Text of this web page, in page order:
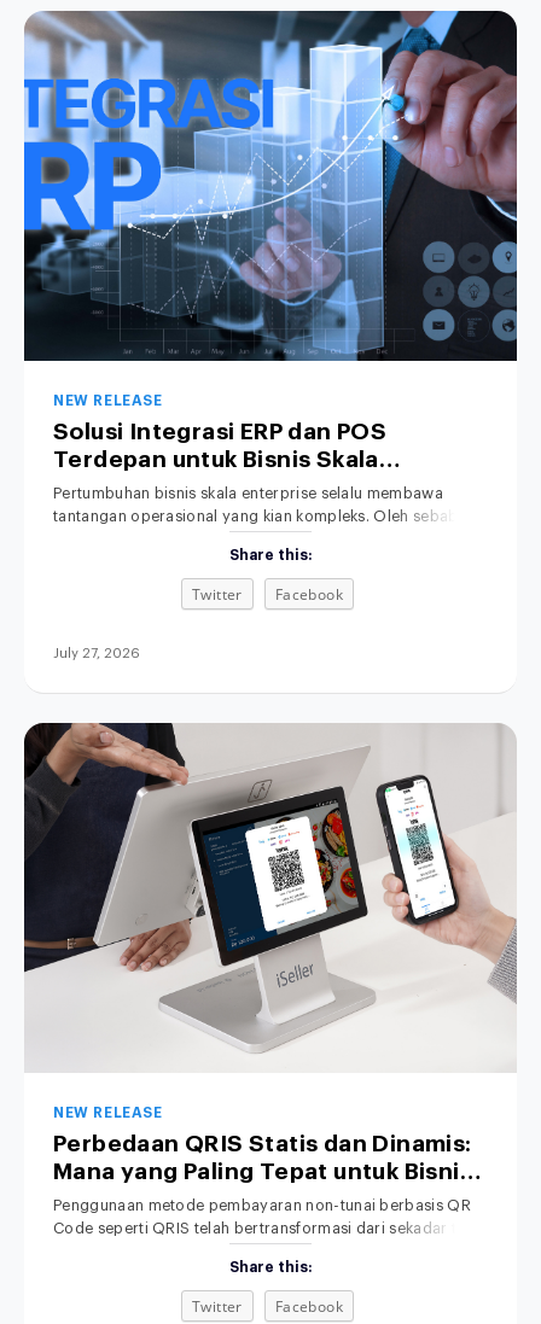
NEW RELEASE
Solusi Integrasi ERP dan POS
Terdepan untuk Bisnis Skala
Enterprise
Pertumbuhan bisnis skala enterprise selalu membawa
tantangan operasional yang kian kompleks. Oleh sebab itu,
mutlak. Namun, sistem kasir di toko fisik sering kali berjalan
terpisah dari sistem Enterprise Resource Planning (ERP) di
kantor pusat. Akibatnya, tim manajemen terpaksa
mencocokkan data penjualan serta persediaan
Share this:
Twitter Facebook
July 27, 2026
NEW RELEASE
Perbedaan QRIS Statis dan Dinamis:
Mana yang Paling Tepat untuk Bisnis
Anda?
Penggunaan metode pembayaran non-tunai berbasis QR
Code seperti QRIS telah bertransformasi dari sekadar tren
kopi lokal, toko retail pakaian, hingga jaringan restoran
nasional, konsumen kini lebih memilih memindai QR melalui
smartphone daripada membawa uang tunai. Meski
Share this:
Twitter Facebook